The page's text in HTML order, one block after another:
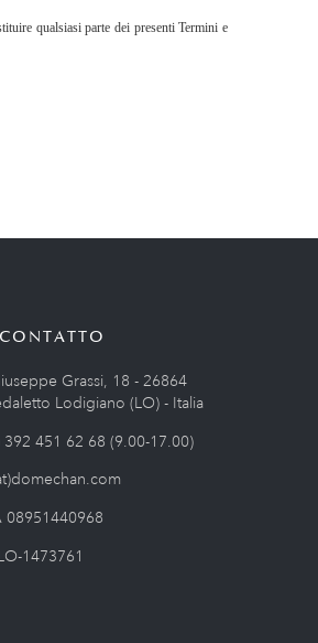
qualsiasi parte dei presenti Termini e
Grassi, 18 - 26864
Lodigiano (LO) - Italia
392 451 62 68 (9.00-17.00)
08951440968
1473761